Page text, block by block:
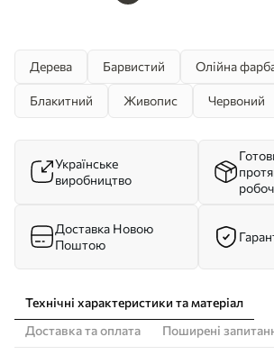
Дерева Барвистий Олійна
Блакитний Живопис Червоний
Українське
виробництво
Доставка Новою
Поштою
Технічні характеристики та матеріал
Доставка та оплата
Поширені